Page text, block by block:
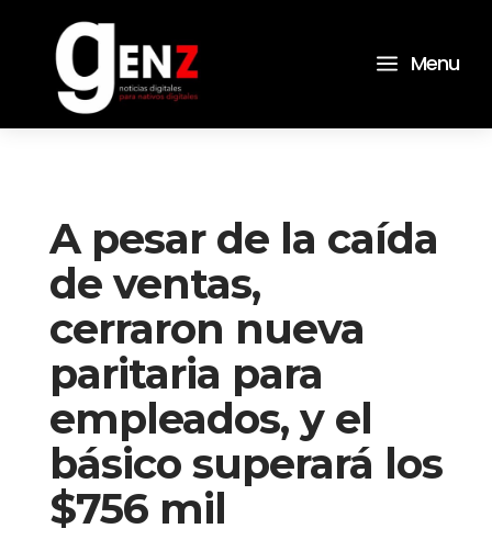
a Menu
A pesar de la caída
de ventas,
cerraron nueva
paritaria para
empleados, y el
básico superará los
$756 mil